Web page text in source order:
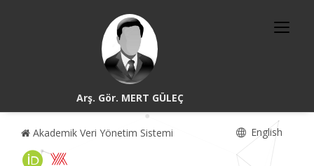
Arş. Gör. MERT GÜLEÇ
Akademik Veri Yönetim Sistemi English